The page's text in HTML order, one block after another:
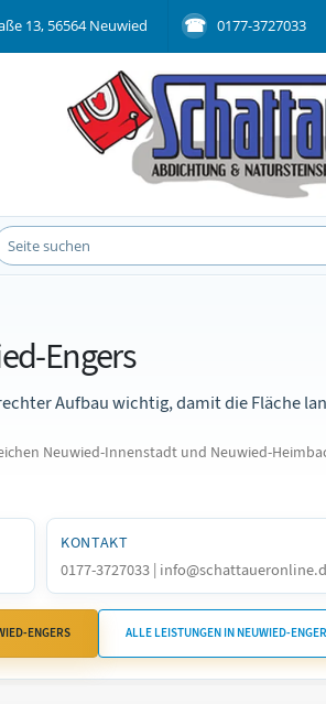
13, 56564 Neuwied 0177-3727033
Engers
Aufbau wichtig, damit die Fläche
Neuwied-Innenstadt und Neuwied-
KONTAKT
0177-3727033 |
ENGERS ALLE LEISTUNGEN IN NEUWIED-